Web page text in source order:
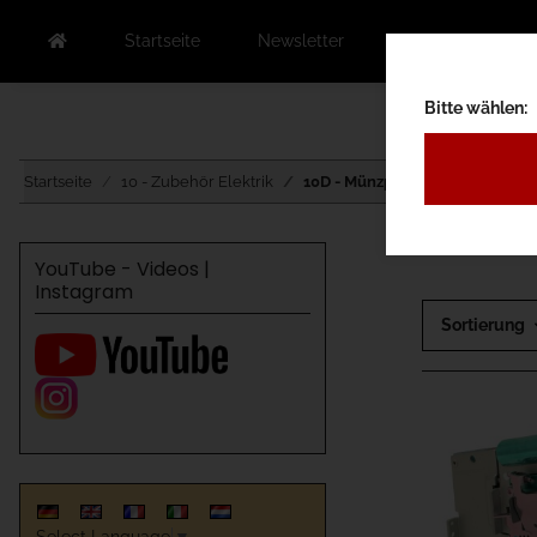
Startseite Newsletter
Startseite 10 - Zubehör Elektrik 10D - Münzprüfer
Sortierung
YouTube - Videos |
Instagram
Bitte wählen: